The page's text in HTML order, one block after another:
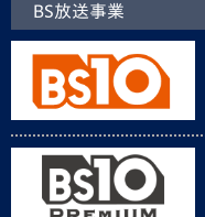
BS放送事業